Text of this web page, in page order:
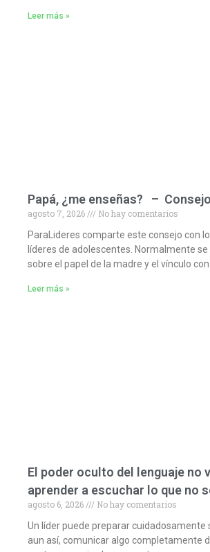
Leer más »
Papá, ¿me enseñas? –
agosto 7, 2026
No hay comentarios
ParaLideres comparte este consejo con
líderes de adolescentes. Normalmente
sobre el papel de la madre y el vínculo con
Leer más »
El poder oculto del lenguaje no
aprender a escuchar lo que no
agosto 6, 2026
No hay comentarios
Un líder puede preparar cuidadosamente
aun así, comunicar algo completamente